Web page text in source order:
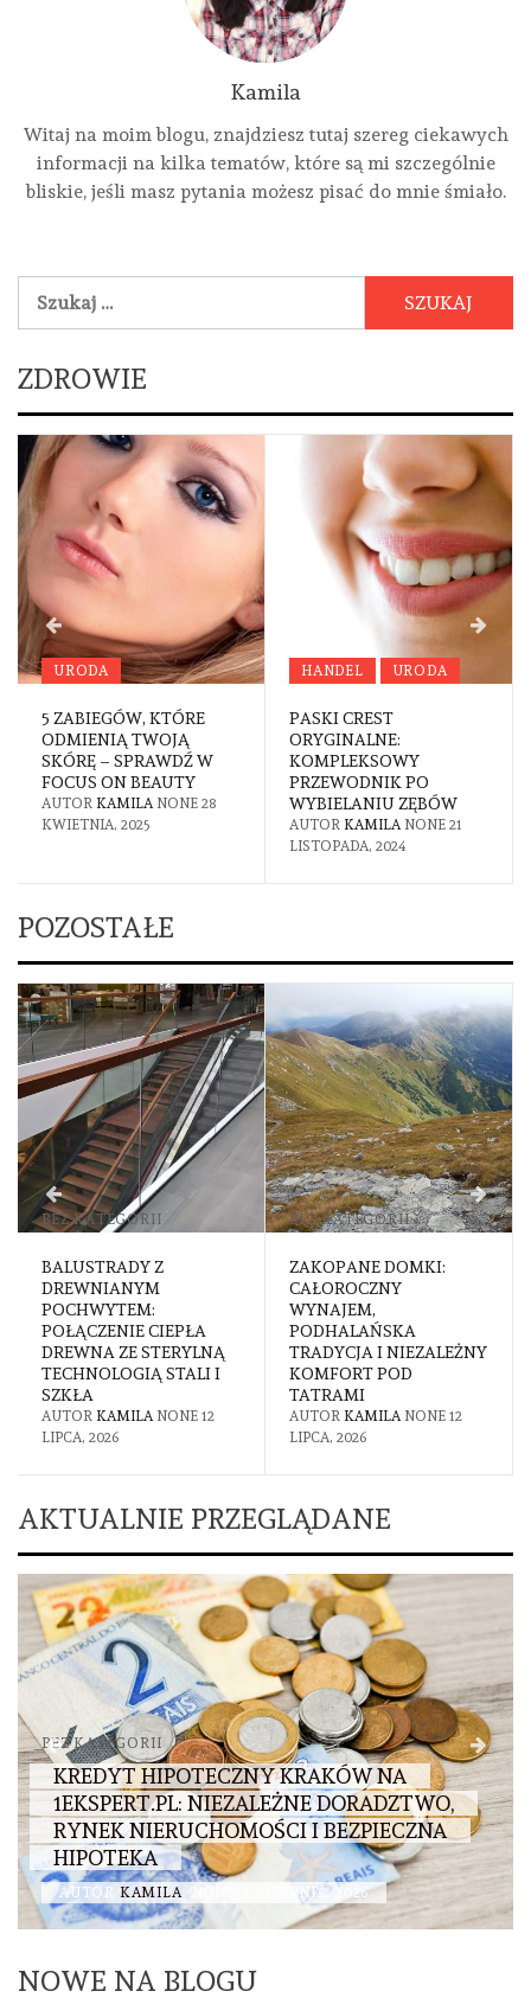
Kamila
Witaj na moim blogu, znajdziesz tutaj szereg ciekawych
informacji na kilka tematów, które są mi szczególnie
bliskie, jeśli masz pytania możesz pisać do mnie śmiało.
Szukaj:
ZDROWIE
HANDEL URODA
PASKI CREST
ORYGINALNE:
KOMPLEKSOWY
PRZEWODNIK PO
WYBIELANIU ZĘBÓW
AUTOR KAMILA
URODA
FREZY DO PEDICURE –
NARZĘDZIE NIEZBĘDNE
W PROFESJONALNEJ
PIELĘGNACJI STÓP
AUTOR KAMILANONE 18
LIPCA, 2024
POZOSTAŁE
BEZ KATEGORII
ZAKOPANE DOMKI:
CAŁOROCZNY
WYNAJEM,
PODHALAŃSKA
TRADYCJA I NIEZALEŻNY
KOMFORT POD
TATRAMI
AUTOR KAMILANONE 12
LIPCA, 2026
INNE
ZJAWISKO BUDDY
PUNCHING – JAK
POWSTRZYMAĆ
PRACOWNIKÓW PRZED
ODBIJANIEM KART ZA
KOLEGÓW?
AUTOR KAMILA
LIPCA, 2026
AKTUALNIE PRZEGLĄDANE
KATEGORII
KREDYT HIPOTECZNY KRAKÓW NA
1EKSPERT.PL: NIEZALEŻNE DORADZTWO,
RYNEK NIERUCHOMOŚCI I BEZPIECZNA
HIPOTEKA
AUTOR KAMILA NONE 1 SIERPNIA, 2026
BEZ
NOWE NA BLOGU